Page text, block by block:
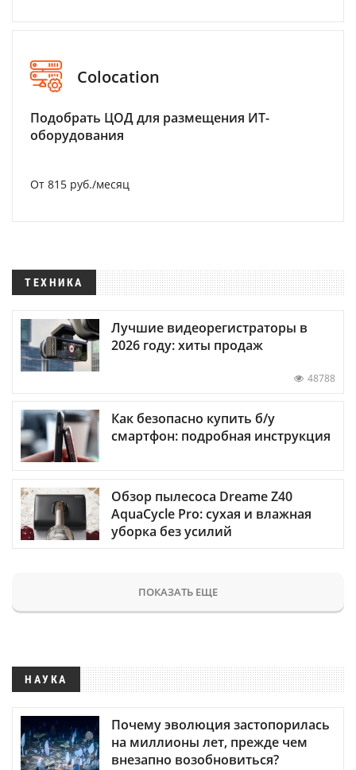
Colocation
Подобрать ЦОД для размещения ИТ-
оборудования
От 815 руб./месяц
ТЕХНИКА
Лучшие видеорегистраторы в
2026 году: хиты продаж
48788
Как безопасно купить б/у
смартфон: подробная инструкция
Обзор пылесоса Dreame Z40
AquaCycle Pro: сухая и влажная
уборка без усилий
ПОКАЗАТЬ ЕЩЕ
НАУКА
Почему эволюция застопорилась
на миллионы лет, прежде чем
внезапно возобновиться?